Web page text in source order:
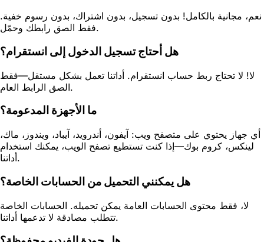
نعم، مجانية بالكامل! بدون تسجيل، بدون اشتراك، بدون رسوم خفية.
فقط الصق رابطك وحمّل.
هل أحتاج تسجيل الدخول إلى انستقرام؟
لا! لا تحتاج ربط حساب انستقرام. أداتنا تعمل بشكل مستقل—فقط
الصق الرابط العام.
ما الأجهزة المدعومة؟
أي جهاز يحتوي على متصفح ويب: آيفون، أندرويد، آيباد، ويندوز، ماك،
لينكس، كروم بوك—إذا كنت تستطيع تصفح الويب، يمكنك استخدام
أداتنا.
هل يمكنني التحميل من الحسابات الخاصة؟
لا، فقط محتوى الحسابات العامة يمكن تحميله. الحسابات الخاصة
تتطلب مصادقة لا تدعمها أداتنا.